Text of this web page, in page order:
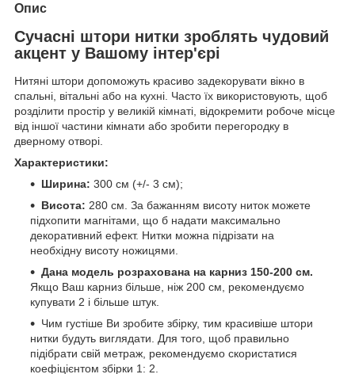
Опис
Сучасні штори нитки зроблять чудовий
акцент у Вашому інтер'єрі
Нитяні штори допоможуть красиво задекорувати вікно в
спальні, вітальні або на кухні. Часто їх використовують, щоб
розділити простір у великій кімнаті, відокремити робоче місце
від іншої частини кімнати або зробити перегородку в
дверному отворі.
Характеристики:
Ширина: 300 см (+/- 3 см);
Висота: 280 см. За бажанням висоту ниток можете
підхопити магнітами, що б надати максимально
декоративний ефект. Нитки можна підрізати на
необхідну висоту ножицями.
Дана модель розрахована на карниз 150-200 см.
Якщо Ваш карниз більше, ніж 200 см, рекомендуємо
купувати 2 і більше штук.
Чим густіше Ви зробите збірку, тим красивіше штори
нитки будуть виглядати. Для того, щоб правильно
підібрати свій метраж, рекомендуємо скористатися
коефіцієнтом збірки 1: 2.